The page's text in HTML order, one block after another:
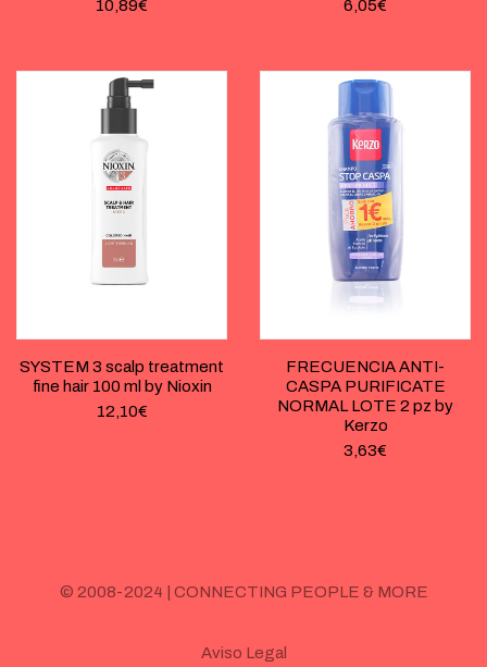
10,89€
6,05€
SYSTEM 3 scalp treatment
fine hair 100 ml by Nioxin
12,10€
FRECUENCIA ANTI-
CASPA PURIFICATE
NORMAL LOTE 2 pz by
Kerzo
3,63€
© 2008-2024 | CONNECTING PEOPLE & MORE
Aviso Legal